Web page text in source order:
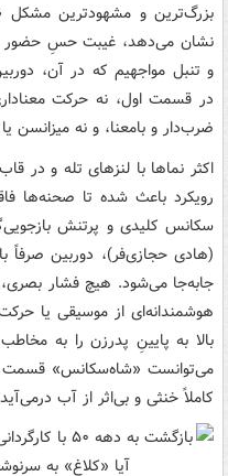
بزرگ‌ترین و مشهودترین مشکل
نشان می‌دهد، غیبت حسِ حضور
و تنبل مواجهیم که در آن،
در قسمت اول، نه حرکت
ضرب‌دار و بامعنا، و نه میزانسن
اکثر نماها با لنزهای تله و در
رویکرد باعث شده تا صحنه‌ها
سکانس کلیدی و پرتنش
(هادی حجازی‌فر)، دوربین صرفاً
جابه‌جا می‌شود. هیچ فشار بصری،
هوشمندانه‌ای از موسیقی یا
بالا به پایینِ پدرزن را به
می‌توانست «شاه‌سکانس» قسمت
کاملاً خنثی و بی‌اثر از آب